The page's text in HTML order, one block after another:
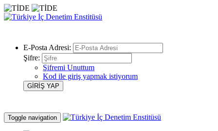
E-Posta Adresi:
Şifre:
Şifremi Unuttum
Kod ile giriş yapmak istiyorum
Toggle navigation